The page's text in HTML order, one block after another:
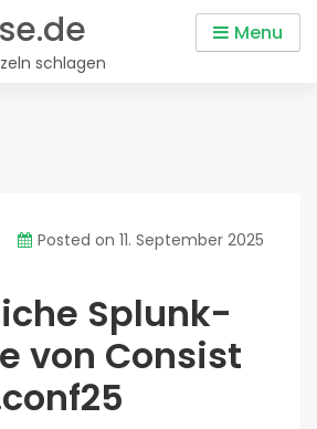
schlagen
Menu
Posted on 11. September 2025
Splunk-
von Consist